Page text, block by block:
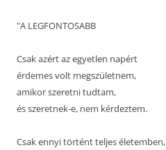
"A LEGFONTOSABB
Csak azért az egyetlen napért
érdemes volt megszületnem,
amikor szeretni tudtam,
és szeretnek-e, nem kérdeztem.
Csak ennyi történt teljes életemben,